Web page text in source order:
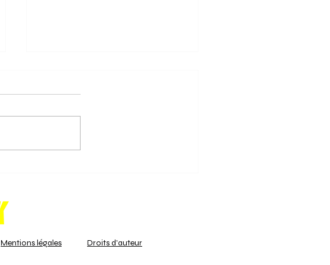
offs wordt intenser!
VHL/LFH 1 A gevochten om hun
Mentions légales Droits d'auteur